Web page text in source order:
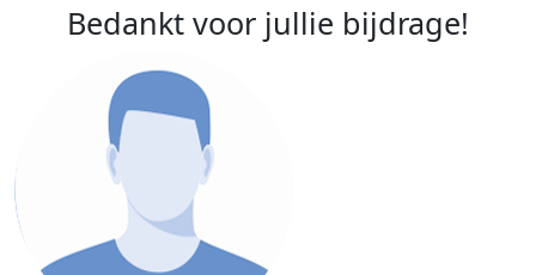
Bedankt voor jullie bijdrage!